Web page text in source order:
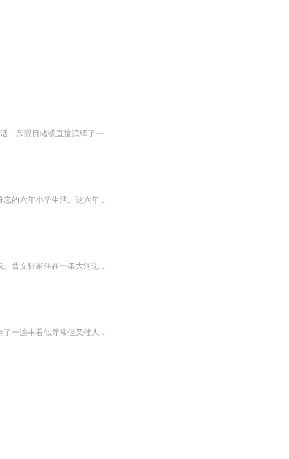
宝贝推荐给我读的一本书。男孩桑桑在油麻地小学度过了6年刻骨铭心终身难忘的校园生活，亲眼目睹或直接演绎了一连串看似寻常却又催人泪下，震撼人心的故事:少男少女之间纯洁无瑕的情谊，不幸少年与厄运相拼时的悲怆与优雅，残疾男孩对尊严的执着坚守，在死...
《草房子》是作家曹文轩创作的一部长篇小说。作品中讲述了男孩桑桑刻骨铭心，终身难忘的六年小学生活。这六年，是他接受人生启蒙教育的六年。
我的空间里到处流淌着水，《草房子》以及我的其他作品皆因水而生，作家曹文轩如是说。曹文轩家住在一条大河边上。这是他最喜欢的情景，他竟然在作品中不止一次地写过这个迷人的句子。那时，我就进入了水的世界。一条大河，一条烟雨蒙蒙的大河，在飘动着。...
作品写了男孩桑桑刻骨铭心，终身难忘的六年小学生活。六年中，他亲眼目睹或直接参与了一连串看似寻常但又催人泪下、感动人心的故事：少男少女之间毫无瑕疵的纯情，不幸少年与厄运相拼时的悲怆与优雅，残疾男孩对尊严的执著坚守，垂暮老人在最后一瞬间所闪...